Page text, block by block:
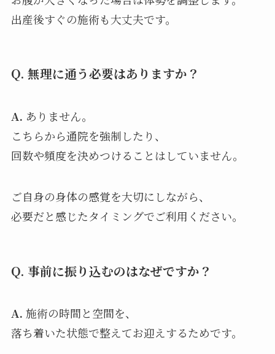
出産後すぐの施術も大丈夫です。
Q. 無理に通う必要はありますか？
A. ありません。
こちらから通院を強制したり、
回数や頻度を決めつけることはしていません。
ご自身の身体の感覚を大切にしながら、
必要だと感じたタイミングでご利用ください。
Q. 事前に振り込むのはなぜですか？
A. 施術の時間と空間を、
落ち着いた状態で整えてお迎えするためです。